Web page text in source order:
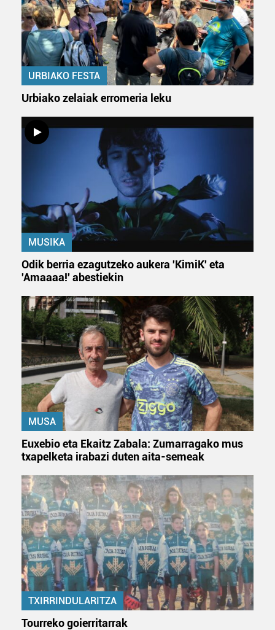
Lortu zure datu pertsonalak prozesatzeko moduari
buruzko informazio gehiago eta ezarri zure lehentasunak
datuen atalean. Edozein unetan alda edo ken dezakezu
zure baimena Cookieen adierazpenean.
Webgune honek cookie propioak eta hirugarrenen cookie-
fitxategiak erabiltzen ditu. Zure esperientzia eta
zerbitzuak hobetzeko asmoz, cookie teknologiaz
baliatzen gara. Ohar hau onartuz gero, teknologia hori
erabiltzeko baimen esplizitua ematen diguzu.
URBIAKO FESTA
Urbiako zelaiak erromeria leku
MUSIKA
Odik berria ezagutzeko aukera 'KimiK' eta
'Amaaaa!' abestiekin
MUSA
Euxebio eta Ekaitz Zabala: Zumarragako mus
txapelketa irabazi duten aita-semeak
TXIRRINDULARITZA
Tourreko goierritarrak